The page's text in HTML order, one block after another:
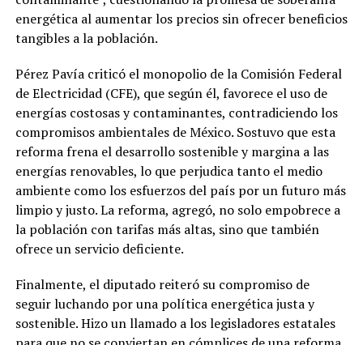
energética al aumentar los precios sin ofrecer beneficios
tangibles a la población.
Pérez Pavía criticó el monopolio de la Comisión Federal
de Electricidad (CFE), que según él, favorece el uso de
energías costosas y contaminantes, contradiciendo los
compromisos ambientales de México. Sostuvo que esta
reforma frena el desarrollo sostenible y margina a las
energías renovables, lo que perjudica tanto el medio
ambiente como los esfuerzos del país por un futuro más
limpio y justo. La reforma, agregó, no solo empobrece a
la población con tarifas más altas, sino que también
ofrece un servicio deficiente.
Finalmente, el diputado reiteró su compromiso de
seguir luchando por una política energética justa y
sostenible. Hizo un llamado a los legisladores estatales